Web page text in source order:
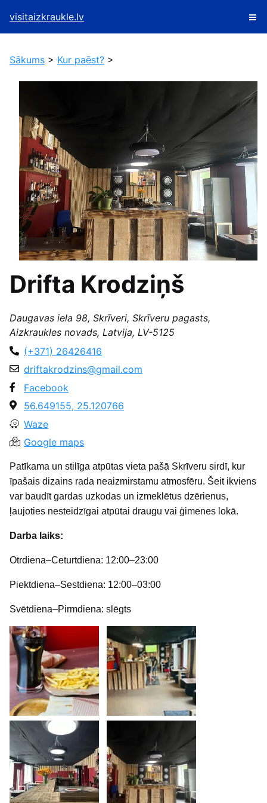
visitaizkraukle.lv
Sākums > Kur paēst? >
Drifta Krodziņš
Daugavas iela 98, Skrīveri, Skrīveru pagasts,
Aizkraukles novads, Latvija, LV-5125
(+371) 26426416
driftakrodzins@gmail.com
Facebook
56.649155, 25.120766
Waze
Google maps
Patīkama un stilīga atpūtas vieta pašā Skrīveru sirdī, kur
īpašais dizains rada neaizmirstamu atmosfēru. Šeit ikviens
var baudīt gardas uzkodas un izmeklētus dzērienus,
ļaujoties nesteidzīgai atpūtai draugu vai ģimenes lokā.
Darba laiks:
Otrdiena–Ceturtdiena: 12:00–23:00
Piektdiena–Sestdiena: 12:00–03:00
Svētdiena–Pirmdiena: slēgts